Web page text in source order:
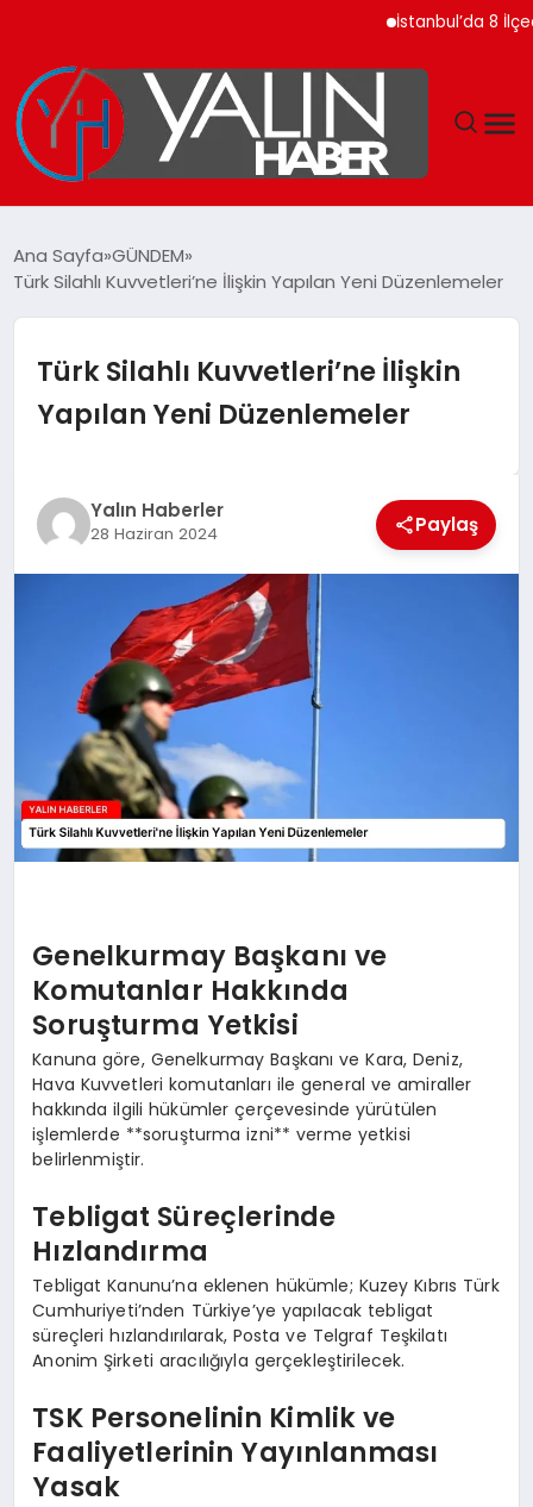
İstanbul’da 8 İlçede
DÜNYA
EKONOMİ
EĞİTİM
MAGAZİN
SAĞLIK
Ana Sayfa GÜNDEM
Türk Silahlı Kuvvetleri’ne İlişkin Yapılan Yeni Düzenlemeler
Türk Silahlı Kuvvetleri’ne İlişkin
Yapılan Yeni Düzenlemeler
Yalın Haberler
28 Haziran 2024 Paylaş
Genelkurmay Başkanı ve
Komutanlar Hakkında
Soruşturma Yetkisi
Kanuna göre, Genelkurmay Başkanı ve Kara, Deniz,
Hava Kuvvetleri komutanları ile general ve amiraller
hakkında ilgili hükümler çerçevesinde yürütülen
işlemlerde **soruşturma izni** verme yetkisi
belirlenmiştir.
Tebligat Süreçlerinde
Hızlandırma
Tebligat Kanunu’na eklenen hükümle; Kuzey Kıbrıs Türk
Cumhuriyeti’nden Türkiye’ye yapılacak tebligat
süreçleri hızlandırılarak, Posta ve Telgraf Teşkilatı
Anonim Şirketi aracılığıyla gerçekleştirilecek.
TSK Personelinin Kimlik ve
Faaliyetlerinin Yayınlanması
Yasak